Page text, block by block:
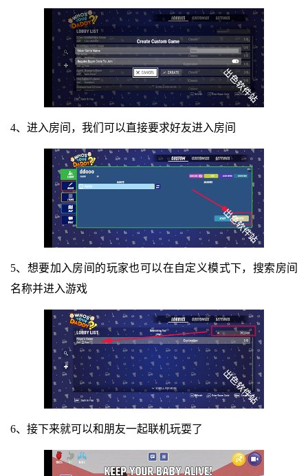
4、进入房间，我们可以直接要求好友进入房间
5、想要加入房间的玩家也可以在自定义模式下，搜索房间
名称并进入游戏
6、接下来就可以和朋友一起联机玩耍了